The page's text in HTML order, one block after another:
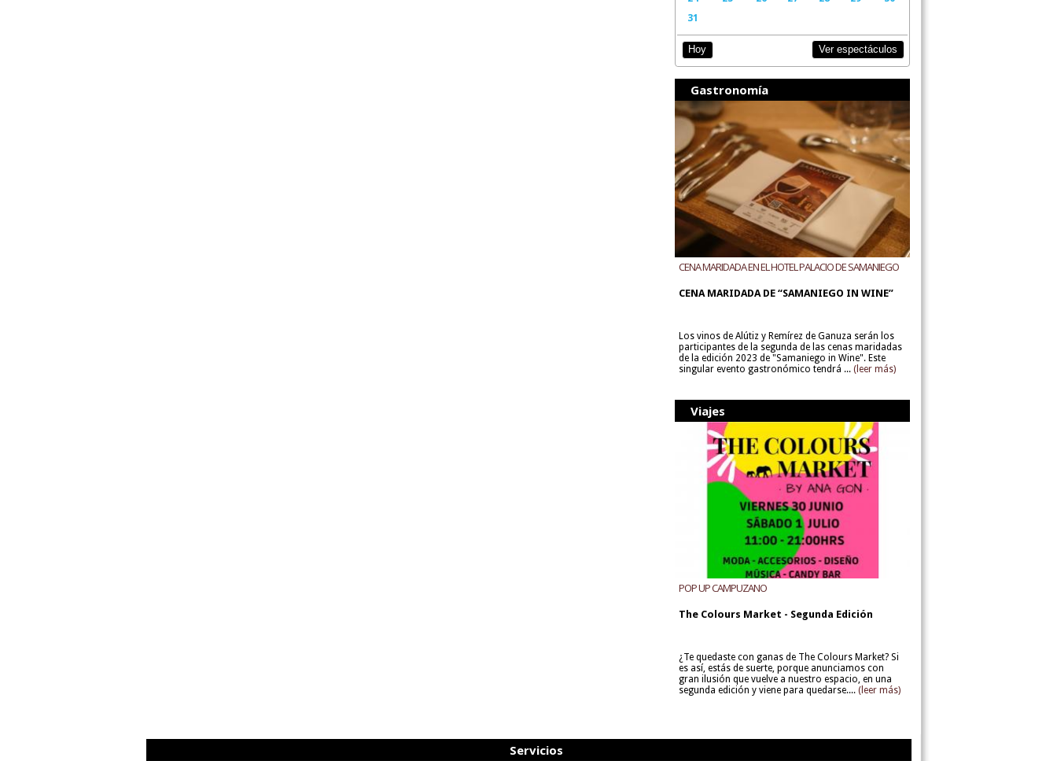
31
Hoy Ver espectáculos
Gastronomía
CENA MARIDADA EN EL HOTEL PALACIO DE SAMANIEGO
CENA MARIDADA DE “SAMANIEGO IN WINE”
Los vinos de Alútiz y Remírez de Ganuza serán los
participantes de la segunda de las cenas maridadas
de la edición 2023 de "Samaniego in Wine". Este
singular evento gastronómico tendrá ... (leer más)
Viajes
POP UP CAMPUZANO
The Colours Market - Segunda Edición
¿Te quedaste con ganas de The Colours Market? Si
es así, estás de suerte, porque anunciamos con
gran ilusión que vuelve a nuestro espacio, en una
segunda edición y viene para quedarse.... (leer más)
Servicios